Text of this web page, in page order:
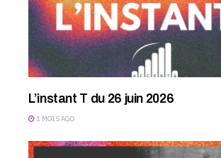
L’instant T du 26 juin 2026
1 MOIS AGO